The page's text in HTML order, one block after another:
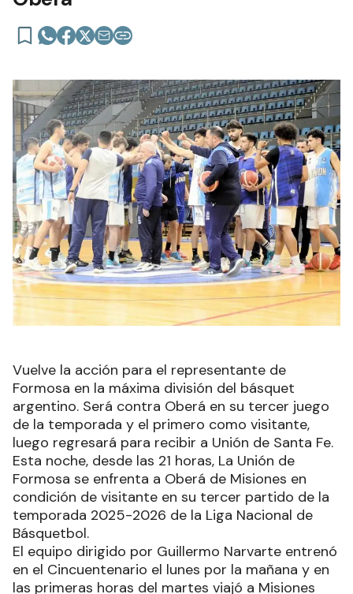
Vuelve la acción para el representante de
Formosa en la máxima división del básquet
argentino. Será contra Oberá en su tercer juego
de la temporada y el primero como visitante,
luego regresará para recibir a Unión de Santa Fe.
Esta noche, desde las 21 horas, La Unión de
Formosa se enfrenta a Oberá de Misiones en
condición de visitante en su tercer partido de la
temporada 2025-2026 de la Liga Nacional de
Básquetbol.
El equipo dirigido por Guillermo Narvarte entrenó
en el Cincuentenario el lunes por la mañana y en
las primeras horas del martes viajó a Misiones